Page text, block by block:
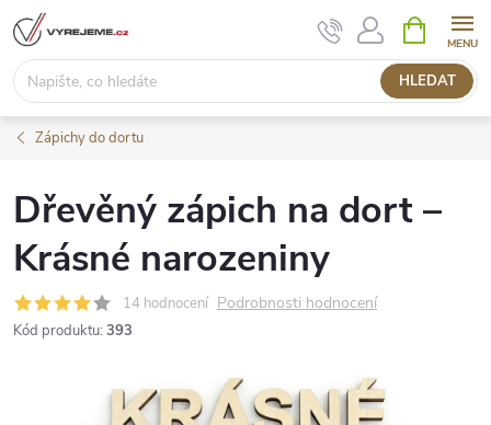
Přejít
na
obsah
HLEDAT
NÁKUPNÍ
KOŠÍK
Zápichy do dortu
Dřevěný zápich na dort –
Krásné narozeniny
14 hodnocení Podrobnosti hodnocení
Kód produktu: 393